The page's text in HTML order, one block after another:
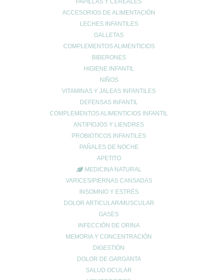
PAPILLAS Y CEREALES
ACCESORIOS DE ALIMENTACIÓN
LECHES INFANTILES
GALLETAS
COMPLEMENTOS ALIMENTICIOS
BIBERONES
HIGIENE INFANTIL
NIÑOS
VITAMINAS Y JALEAS INFANTILES
DEFENSAS INFANTIL
COMPLEMENTOS ALIMENTICIOS INFANTIL
ANTIPIOJOS Y LIENDRES
PROBIOTICOS INFANTILES
PAÑALES DE NOCHE
APETITO
MEDICINA NATURAL
VARICES/PIERNAS CANSADAS
INSOMNIO Y ESTRÉS
DOLOR ARTICULAR/MUSCULAR
GASES
INFECCIÓN DE ORINA
MEMORIA Y CONCENTRACIÓN
DIGESTIÓN
DOLOR DE GARGANTA
SALUD OCULAR
Enviar comentario
Correo electrónico*